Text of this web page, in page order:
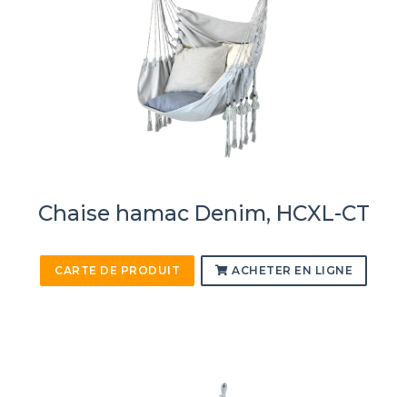
Chaise hamac Denim, HCXL-CT
CARTE DE PRODUIT ACHETER EN LIGNE